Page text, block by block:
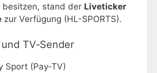
besitzen, stand der Liveticker
zur Verfügung (HL-SPORTS).
TV‑Sender
Sport (Pay‑TV)